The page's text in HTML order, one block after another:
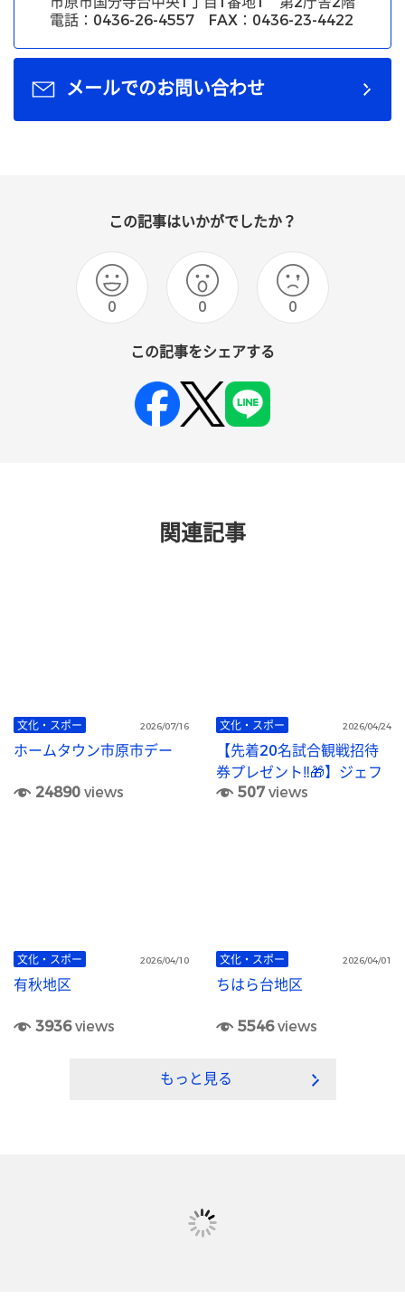
電話：0436-26-4557 FAX：0436-23-4422
メールでのお問い合わせ
この記事はいかがでしたか？
0 0 0
この記事をシェアする
関連記事
文化・スポー 2026/07/16
ホームタウン市原市デー
24890views
文化・スポー 2026/04/24
【先着20名試合観戦招待
券プレゼント‼🎁】ジェフ
ユナイテッド市原・千葉レ
507views
文化・スポー 2026/04/10
有秋地区
3936views
文化・スポー 2026/04/01
ちはら台地区
5546views
もっと見る